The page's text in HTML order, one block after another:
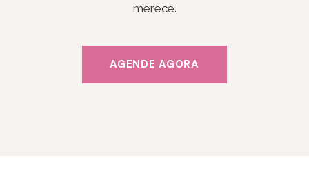
merece.
AGENDE AGORA